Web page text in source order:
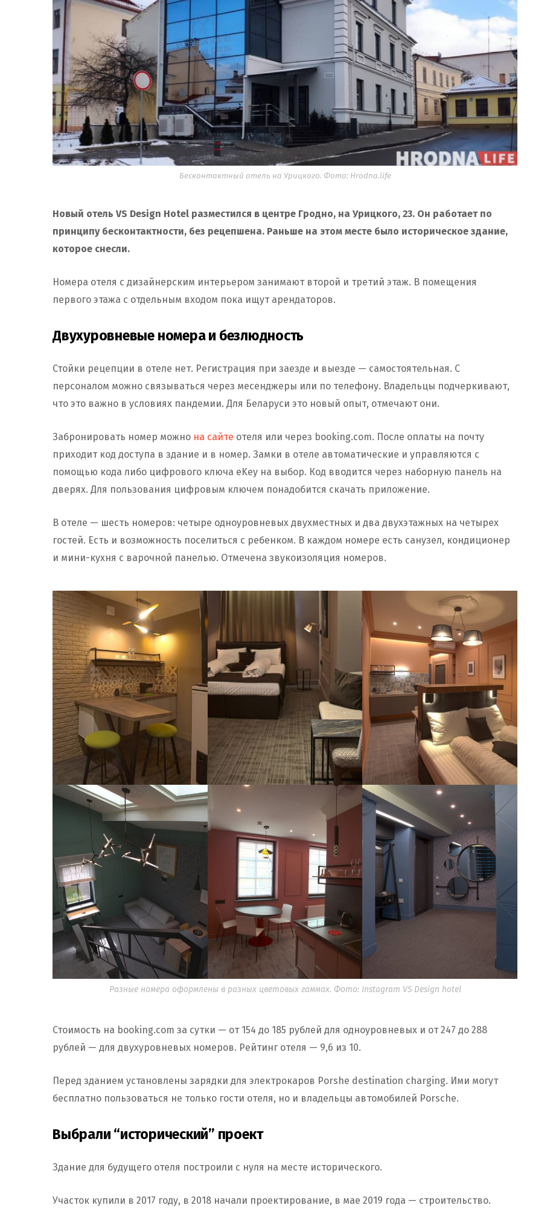
Бесконтактный отель на Урицкого. Фото: Hrodna.life
Новый отель VS Design Hotel разместился в центре Гродно, на Урицкого, 23. Он работает по
принципу бесконтактности, без рецепшена. Раньше на этом месте было историческое здание,
которое снесли.
Номера отеля с дизайнерским интерьером занимают второй и третий этаж. В помещения
первого этажа с отдельным входом пока ищут арендаторов.
Двухуровневые номера и безлюдность
Стойки рецепции в отеле нет. Регистрация при заезде и выезде — самостоятельная. С
персоналом можно связываться через месенджеры или по телефону. Владельцы подчеркивают,
что это важно в условиях пандемии. Для Беларуси это новый опыт, отмечают они.
Забронировать номер можно на сайте отеля или через booking.com. После оплаты на почту
приходит код доступа в здание и в номер. Замки в отеле автоматические и управляются с
помощью кода либо цифрового ключа eKey на выбор. Код вводится через наборную панель на
дверях. Для пользования цифровым ключем понадобится скачать приложение.
В отеле — шесть номеров: четыре одноуровневых двухместных и два двухэтажных на четырех
гостей. Есть и возможность поселиться с ребенком. В каждом номере есть санузел, кондиционер
и мини-кухня с варочной панелью. Отмечена звукоизоляция номеров.
Разные номера оформлены в разных цветовых гаммах. Фото: Instagram VS Design hotel
Стоимость на booking.com за сутки — от 154 до 185 рублей для одноуровневых и от 247 до 288
рублей — для двухуровневых номеров. Рейтинг отеля — 9,6 из 10.
Перед зданием установлены зарядки для электрокаров Porshe destination charging. Ими могут
бесплатно пользоваться не только гости отеля, но и владельцы автомобилей Porsche.
Выбрали “исторический” проект
Здание для будущего отеля построили с нуля на месте исторического.
Участок купили в 2017 году, в 2018 начали проектирование, в мае 2019 года — строительство.